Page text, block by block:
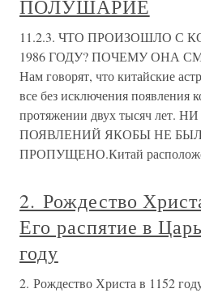
ПОЛУШАРИЕ
11.2.3. ЧТО ПРОИЗОШЛО С
1986 ГОДУ? ПОЧЕМУ ОНА
Нам говорят, что китайские
все без исключения появления
протяжении двух тысяч лет.
ПОЯВЛЕНИЙ ЯКОБЫ НЕ
ПРОПУЩЕНО.Китай
2. Рождество
Его распятие в
году
2. Рождество Христа в 1152